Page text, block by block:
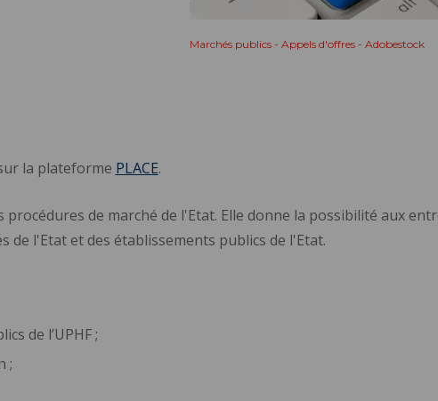
Marchés publics - Appels d'offres - Adobestock
la plateforme PLACE.
de marché de l'Etat. Elle donne la possibilité aux
de l'Etat et des établissements publics de l'Etat.
de l’UPHF ;
;